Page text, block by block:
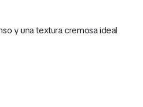
S/5.00
y una textura cremosa ideal